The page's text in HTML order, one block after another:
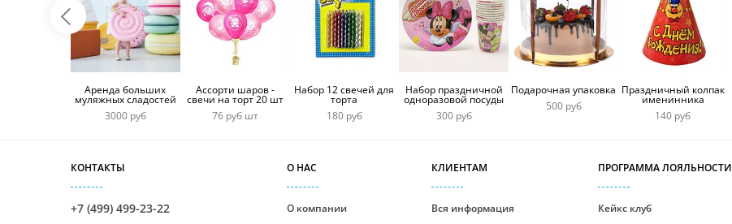
Аренда больших
муляжных сладостей
3000 руб
Ассорти шаров -
свечи на торт 20 шт
76 руб шт
Набор 12 свечей для
торта
180 руб
Набор праздничной
одноразовой посуды
300 руб
Подарочная упаковка
500 руб
Праздничный колпак
именинника
140 руб
КОНТАКТЫ
+7 (499) 499-23-22
О НАС
О компании
КЛИЕНТАМ
Вся информация
ПРОГРАММА ЛОЯЛЬНОСТИ
Кейкс клуб